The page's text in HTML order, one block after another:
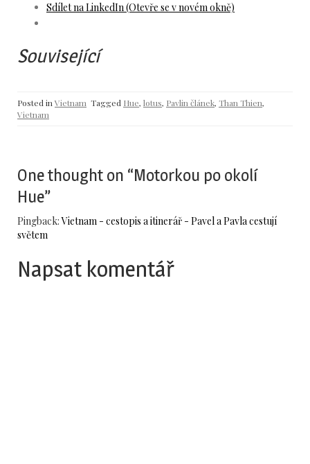
Sdílet na LinkedIn (Otevře se v novém okně)
Související
Posted in Vietnam Tagged Hue, lotus, Pavlin článek, Than Thien,
Vietnam
One thought on “Motorkou po okolí
Hue”
Pingback:Vietnam - cestopis a itinerář - Pavel a Pavla cestují
světem
Napsat komentář